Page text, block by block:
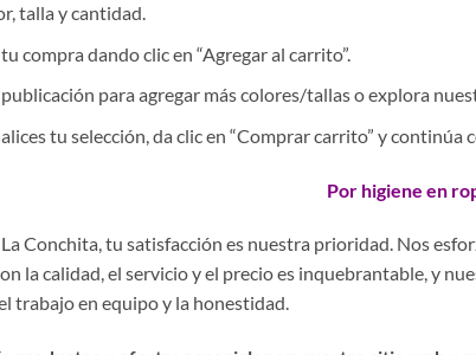
talla y cantidad.
compra dando clic en “Agregar al carrito”.
para agregar más colores/tallas o explora
tu selección, da clic en “Comprar carrito” y continúa
Por higiene en
Conchita, tu satisfacción es nuestra prioridad. Nos
la calidad, el servicio y el precio es inquebrantable, y
trabajo en equipo y la honestidad.